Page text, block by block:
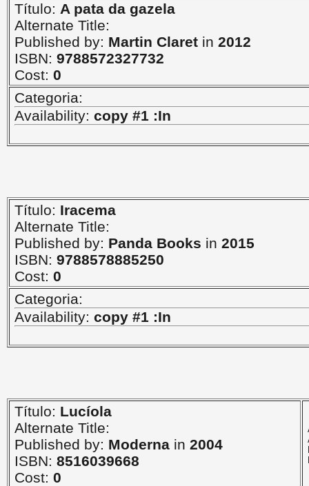
Título: A pata da gazela
Alternate Title:
Published by: Martin Claret in 2012
ISBN: 9788572327732
Cost: 0
Categoria:
Availability: copy #1 :In
Título: Iracema
Alternate Title:
Published by: Panda Books in 2015
ISBN: 9788578885250
Cost: 0
Categoria:
Availability: copy #1 :In
Título: Lucíola
Alternate Title:
Published by: Moderna in 2004
ISBN: 8516039668
Cost: 0